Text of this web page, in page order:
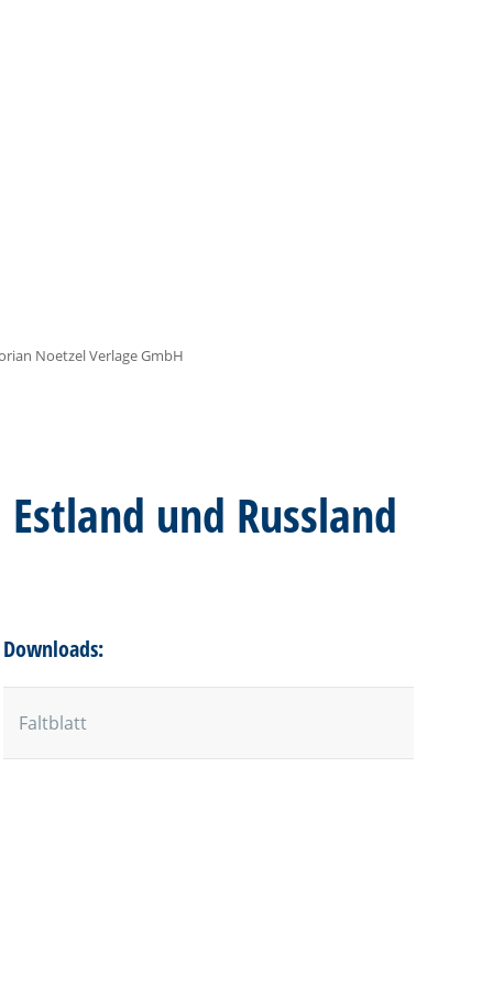
Noetzel Verlage GmbH
und Russland
Downloads:
Faltblatt